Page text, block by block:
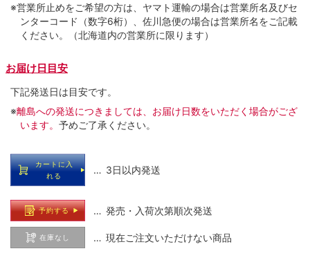
※営業所止めをご希望の方は、ヤマト運輸の場合は営業所名及びセ
ンターコード（数字6桁）、佐川急便の場合は営業所名をご記載
ください。（北海道内の営業所に限ります）
お届け日目安
下記発送日は目安です。
※離島への発送につきましては、お届け日数をいただく場合がござ
います。 予めご了承ください。
カートに入
れる
… 3日以内発送
予約する … 発売・入荷次第順次発送
在庫なし … 現在ご注文いただけない商品